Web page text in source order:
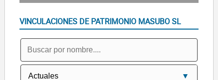
VINCULACIONES DE PATRIMONIO MASUBO SL